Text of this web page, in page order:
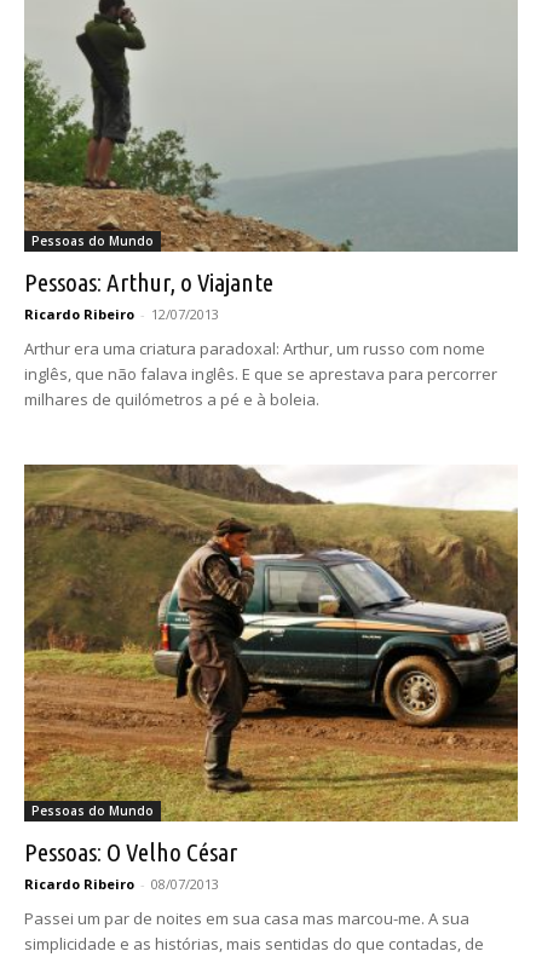
Pessoas do Mundo
Pessoas: Arthur, o Viajante
Ricardo Ribeiro - 12/07/2013
Arthur era uma criatura paradoxal: Arthur, um russo com nome
inglês, que não falava inglês. E que se aprestava para percorrer
milhares de quilómetros a pé e à boleia.
Pessoas do Mundo
Pessoas: O Velho César
Ricardo Ribeiro - 08/07/2013
Passei um par de noites em sua casa mas marcou-me. A sua
simplicidade e as histórias, mais sentidas do que contadas, de